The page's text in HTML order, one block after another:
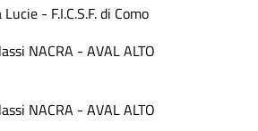
- F.I.C.S.F. di Como
NACRA - AVAL ALTO
NACRA - AVAL ALTO